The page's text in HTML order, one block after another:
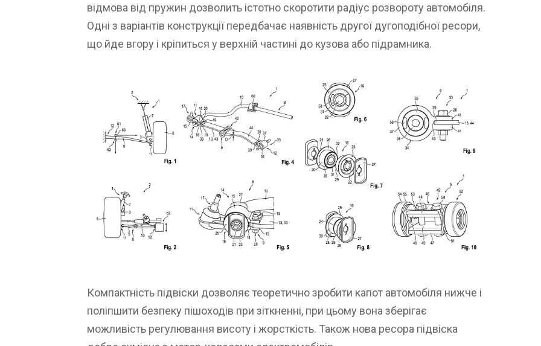
відмова від пружин дозволить істотно скоротити радіус розвороту автомобіля.
Одні з варіантів конструкції передбачає наявність другої дугоподібної ресори,
що йде вгору і кріпиться у верхній частині до кузова або підрамника.
Компактність підвіски дозволяє теоретично зробити капот автомобіля нижче і
поліпшити безпеку пішоходів при зіткненні, при цьому вона зберігає
можливість регулювання висоту і жорсткість. Також нова ресора підвіска